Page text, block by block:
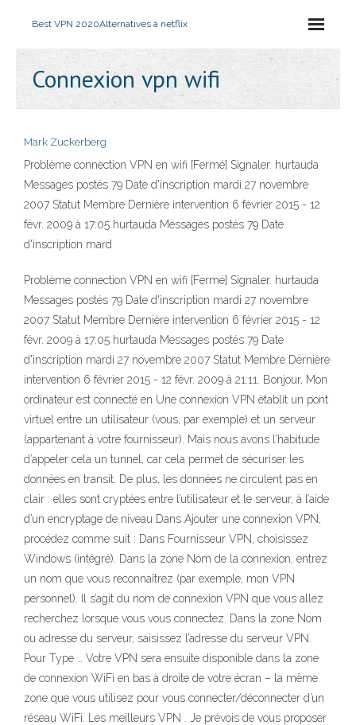
Best VPN 2020Alternatives à netflix
Connexion vpn wifi
Mark Zuckerberg
Problème connection VPN en wifi [Fermé] Signaler. hurtauda
Messages postés 79 Date d'inscription mardi 27 novembre
2007 Statut Membre Dernière intervention 6 février 2015 - 12
févr. 2009 à 17:05 hurtauda Messages postés 79 Date
d'inscription mard
Problème connection VPN en wifi [Fermé] Signaler. hurtauda
Messages postés 79 Date d'inscription mardi 27 novembre
2007 Statut Membre Dernière intervention 6 février 2015 - 12
févr. 2009 à 17:05 hurtauda Messages postés 79 Date
d'inscription mardi 27 novembre 2007 Statut Membre Dernière
intervention 6 février 2015 - 12 févr. 2009 à 21:11. Bonjour, Mon
ordinateur est connecté en Une connexion VPN établit un pont
virtuel entre un utilisateur (vous, par exemple) et un serveur
(appartenant à votre fournisseur). Mais nous avons l’habitude
d’appeler cela un tunnel, car cela permet de sécuriser les
données en transit. De plus, les données ne circulent pas en
clair : elles sont cryptées entre l’utilisateur et le serveur, à l’aide
d’un encryptage de niveau Dans Ajouter une connexion VPN,
procédez comme suit : Dans Fournisseur VPN, choisissez
Windows (intégré). Dans la zone Nom de la connexion, entrez
un nom que vous reconnaîtrez (par exemple, mon VPN
personnel). Il s’agit du nom de connexion VPN que vous allez
recherchez lorsque vous vous connectez. Dans la zone Nom
ou adresse du serveur, saisissez l’adresse du serveur VPN.
Pour Type … Votre VPN sera ensuite disponible dans la zone
de connexion WiFi en bas à droite de votre écran – la même
zone que vous utilisez pour vous connecter/déconnecter d’un
réseau WiFi. Les meilleurs VPN . Je prévois de vous proposer